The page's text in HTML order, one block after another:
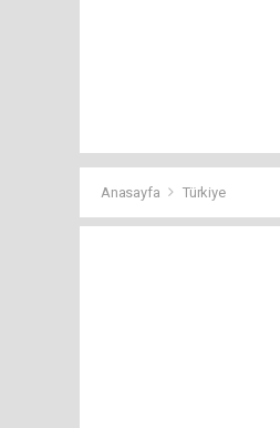
Anasayfa Türkiye